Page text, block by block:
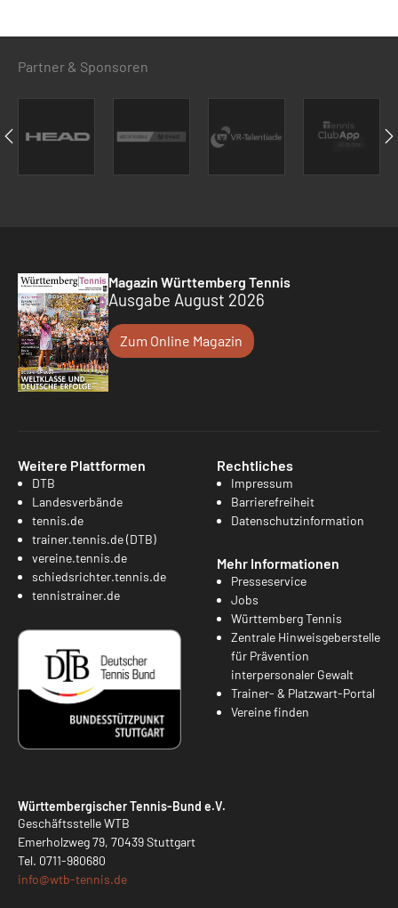
Partner & Sponsoren
Magazin Württemberg Tennis
Ausgabe August 2026
Zum Online Magazin
Weitere Plattformen
DTB
Landesverbände
tennis.de
trainer.tennis.de (DTB)
vereine.tennis.de
schiedsrichter.tennis.de
tennistrainer.de
Rechtliches
Impressum
Barrierefreiheit
Datenschutzinformation
Mehr Informationen
Presseservice
Jobs
Württemberg Tennis
Zentrale Hinweisgeberstelle
für Prävention
interpersonaler Gewalt
Trainer- & Platzwart-Portal
Vereine finden
Württembergischer Tennis-Bund e.V.
Geschäftsstelle WTB
Emerholzweg 79, 70439 Stuttgart
Tel. 0711-980680
info@wtb-tennis.de